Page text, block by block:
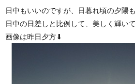
日中もいいのですが、日暮れ頃の夕陽も
日中の日差しと比例して、美しく輝い
画像は昨日夕方⬇︎